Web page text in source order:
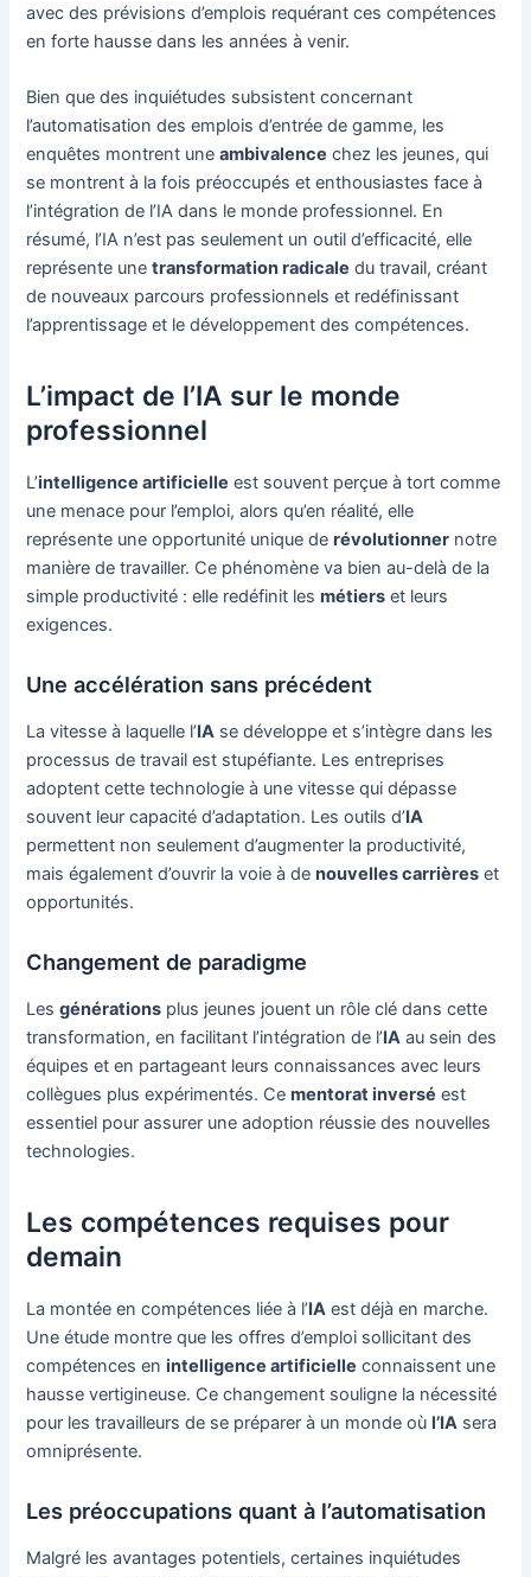
avec des prévisions d’emplois requérant ces compétences
en forte hausse dans les années à venir.
Bien que des inquiétudes subsistent concernant
l’automatisation des emplois d’entrée de gamme, les
enquêtes montrent uneambivalence chez les jeunes, qui
se montrent à la fois préoccupés et enthousiastes face à
l’intégration de l’IA dans le monde professionnel. En
résumé, l’IA n’est pas seulement un outil d’efficacité, elle
représente unetransformation radicale du travail, créant
de nouveaux parcours professionnels et redéfinissant
l’apprentissage et le développement des compétences.
L’impact de l’IA sur le monde
professionnel
L’intelligence artificielle est souvent perçue à tort comme
une menace pour l’emploi, alors qu’en réalité, elle
représente une opportunité unique derévolutionner notre
manière de travailler. Ce phénomène va bien au-delà de la
simple productivité : elle redéfinit lesmétiers et leurs
exigences.
Une accélération sans précédent
La vitesse à laquelle l’IA se développe et s’intègre dans les
processus de travail est stupéfiante. Les entreprises
adoptent cette technologie à une vitesse qui dépasse
souvent leur capacité d’adaptation. Les outils d’IA
permettent non seulement d’augmenter la productivité,
mais également d’ouvrir la voie à denouvelles carrières et
opportunités.
Changement de paradigme
Lesgénérations plus jeunes jouent un rôle clé dans cette
transformation, en facilitant l’intégration de l’IA au sein des
équipes et en partageant leurs connaissances avec leurs
collègues plus expérimentés. Cementorat inversé est
essentiel pour assurer une adoption réussie des nouvelles
technologies.
Les compétences requises pour
demain
La montée en compétences liée à l’IA est déjà en marche.
Une étude montre que les offres d’emploi sollicitant des
compétences enintelligence artificielle connaissent une
hausse vertigineuse. Ce changement souligne la nécessité
pour les travailleurs de se préparer à un monde oùl’IA sera
omniprésente.
Les préoccupations quant à l’automatisation
Malgré les avantages potentiels, certaines inquiétudes